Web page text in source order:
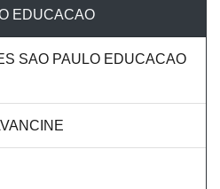
EDUCACAO
SAO PAULO EDUCACAO